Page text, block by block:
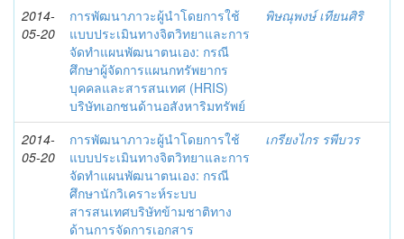
2014-
05-20
การพัฒนาภาวะผู้นำโดยการใช้
แบบประเมินทางจิตวิทยาและการ
จัดทำแผนพัฒนาตนเอง: กรณี
ศึกษาผู้จัดการแผนกทรัพยากร
บุคคลและสารสนเทศ (HRIS)
บริษัทเอกชนด้านอสังหาริมทรัพย์
พิษณุพงษ์ เทียนศิริ
2014-
05-20
การพัฒนาภาวะผู้นำโดยการใช้
แบบประเมินทางจิตวิทยาและการ
จัดทำแผนพัฒนาตนเอง: กรณี
ศึกษานักวิเคราะห์ระบบ
สารสนเทศบริษัทข้ามชาติทาง
ด้านการจัดการเอกสาร
เกรียงไกร รพีบวร